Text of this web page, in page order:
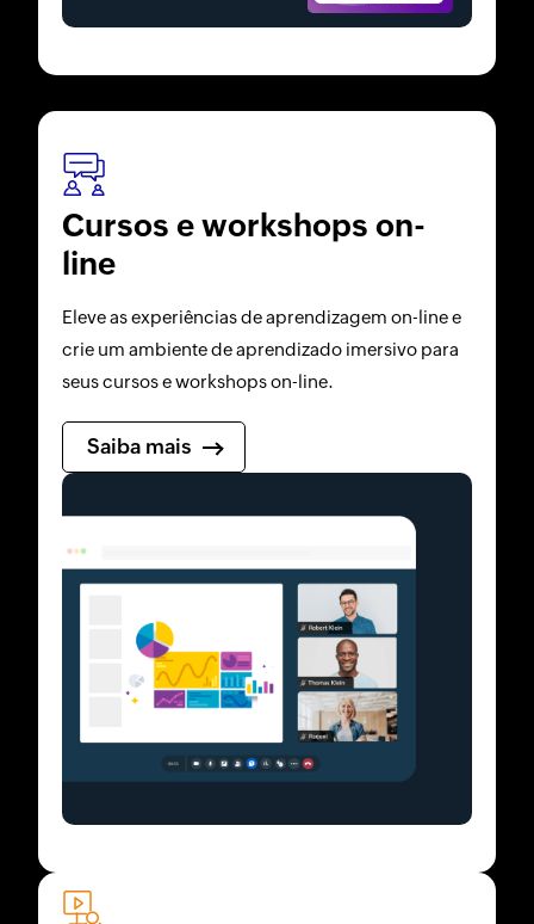
Cursos e workshops on-
line
Eleve as experiências de aprendizagem on-line e
crie um ambiente de aprendizado imersivo para
seus cursos e workshops on-line.
Saiba mais